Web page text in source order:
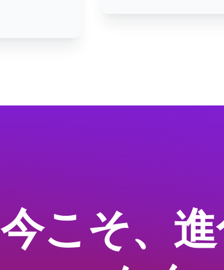
今こそ、